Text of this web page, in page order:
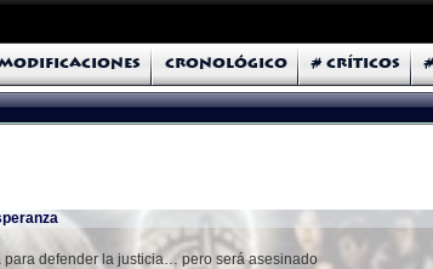
Cronológico # Críticos
para defender la justicia… pero será asesinado